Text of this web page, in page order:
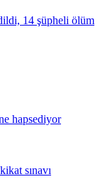
14 şüpheli ölüm
hapsediyor
sınavı